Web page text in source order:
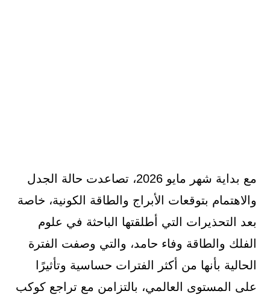
مع بداية شهر مايو 2026، تصاعدت حالة الجدل
والاهتمام بتوقعات الأبراج والطاقة الكونية، خاصة
بعد التحذيرات التي أطلقتها الباحثة في علوم
الفلك والطاقة وفاء حامد، والتي وصفت الفترة
الحالية بأنها من أكثر الفترات حساسية وتأثيرًا
على المستوى العالمي، بالتزامن مع تراجع كوكب